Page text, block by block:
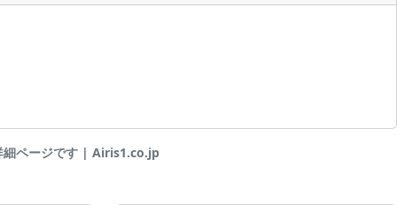
細ページです | Airis1.co.jp